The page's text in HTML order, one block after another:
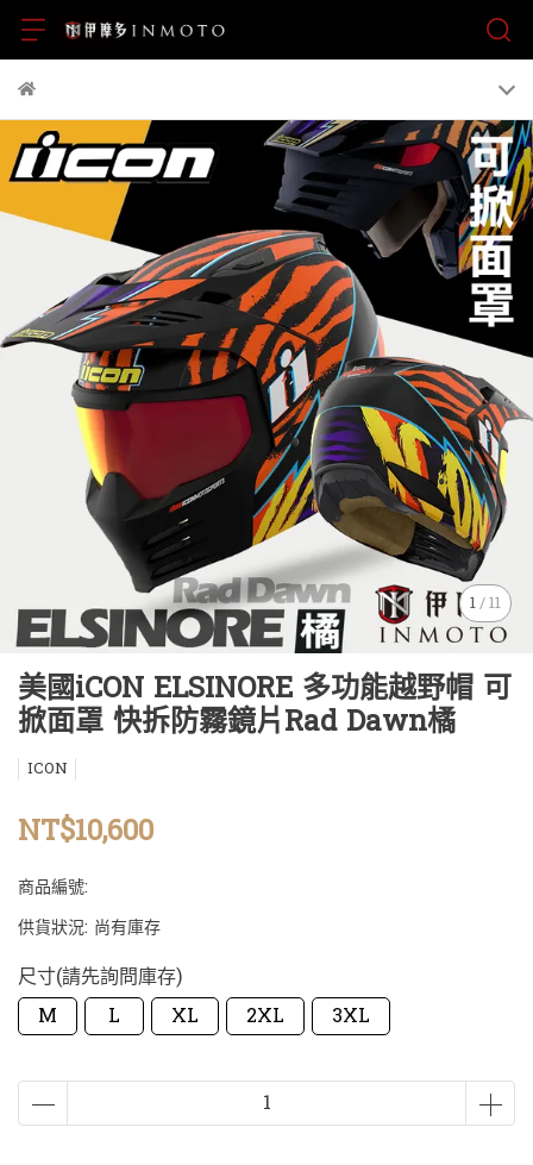
1/11
美國iCON ELSINORE 多功能越野帽 可
掀面罩 快拆防霧鏡片Rad Dawn橘
ICON
NT$10,600
商品編號:
供貨狀況: 尚有庫存
尺寸(請先詢問庫存)
M
L XL 2XL 3XL